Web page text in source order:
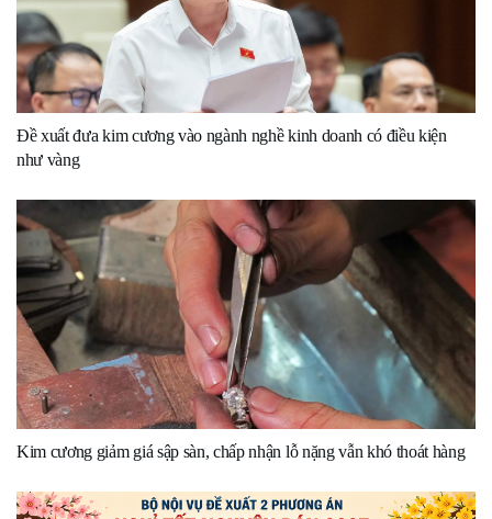
Đề xuất đưa kim cương vào ngành nghề kinh doanh có điều kiện
như vàng
Kim cương giảm giá sập sàn, chấp nhận lỗ nặng vẫn khó thoát hàng